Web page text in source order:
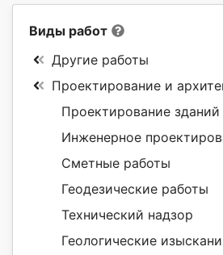
Виды работ
Другие работы
Проектирование и
Проектирование
Инженерное
Сметные работы
Геодезические работы
Технический надзор
Геологические